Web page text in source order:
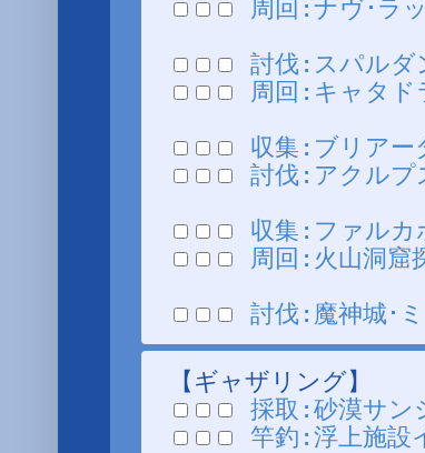
周回:ナヴ･ラ
討伐:スパル
周回:キャタ
収集:ブリア
討伐:アクル
収集:ファル
周回:火山洞
討伐:魔神城･
【ギャザリング】
採取:砂漠サ
竿釣:浮上施